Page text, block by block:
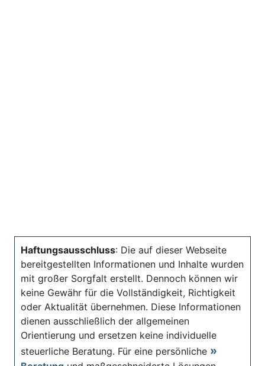
Haftungsausschluss: Die auf dieser Webseite
bereitgestellten Informationen und Inhalte wurden
mit großer Sorgfalt erstellt. Dennoch können wir
keine Gewähr für die Vollständigkeit, Richtigkeit
oder Aktualität übernehmen. Diese Informationen
dienen ausschließlich der allgemeinen
Orientierung und ersetzen keine individuelle
steuerliche Beratung. Für eine persönliche